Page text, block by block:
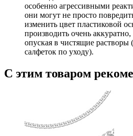
особенно агрессивными
они могут не просто
изменить цвет пластиковой
производить очень
опуская в чистящие
салфеток по уходу).
С этим товаром